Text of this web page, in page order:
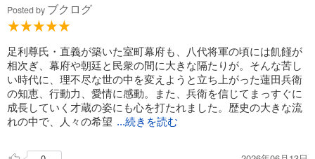
Posted by ブクログ
足利尊氏・直義が築いた室町幕府も、八代将軍の頃には飢饉が
相次ぎ、幕府や朝廷と民衆の間に大きな隔たりが。そんな苦し
い時代に、理不尽な世の中を変えようと立ち上がった蓮田兵衛
の知恵、行動力、愛情に感動。また、兵衛を信じてまっすぐに
成長していく才蔵の姿にも心を打たれました。歴史の大きな流
れの中で、人々の希望 ...続きを読む